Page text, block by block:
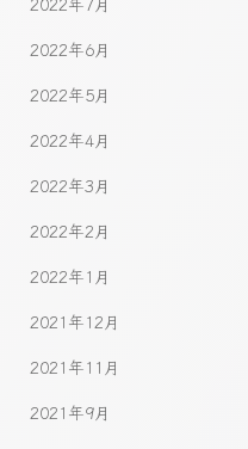
2022年6月
2022年5月
2022年4月
2022年3月
2022年2月
2022年1月
2021年12月
2021年11月
2021年9月